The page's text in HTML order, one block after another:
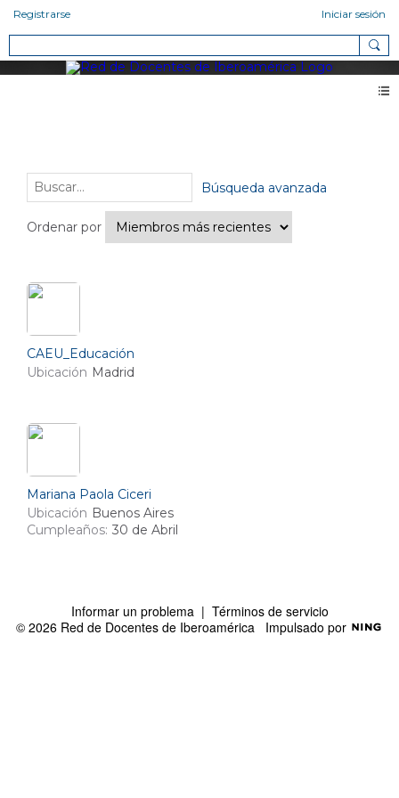
Registrarse Iniciar sesión
Ordenar por
Búsqueda avanzada
CAEU_Educación
Ubicación Madrid
Mariana Paola Ciceri
Ubicación Buenos Aires
Cumpleaños: 30 de Abril
Informar un problema| Términos de servicio
© 2026 Red de Docentes de Iberoamérica Impulsado por